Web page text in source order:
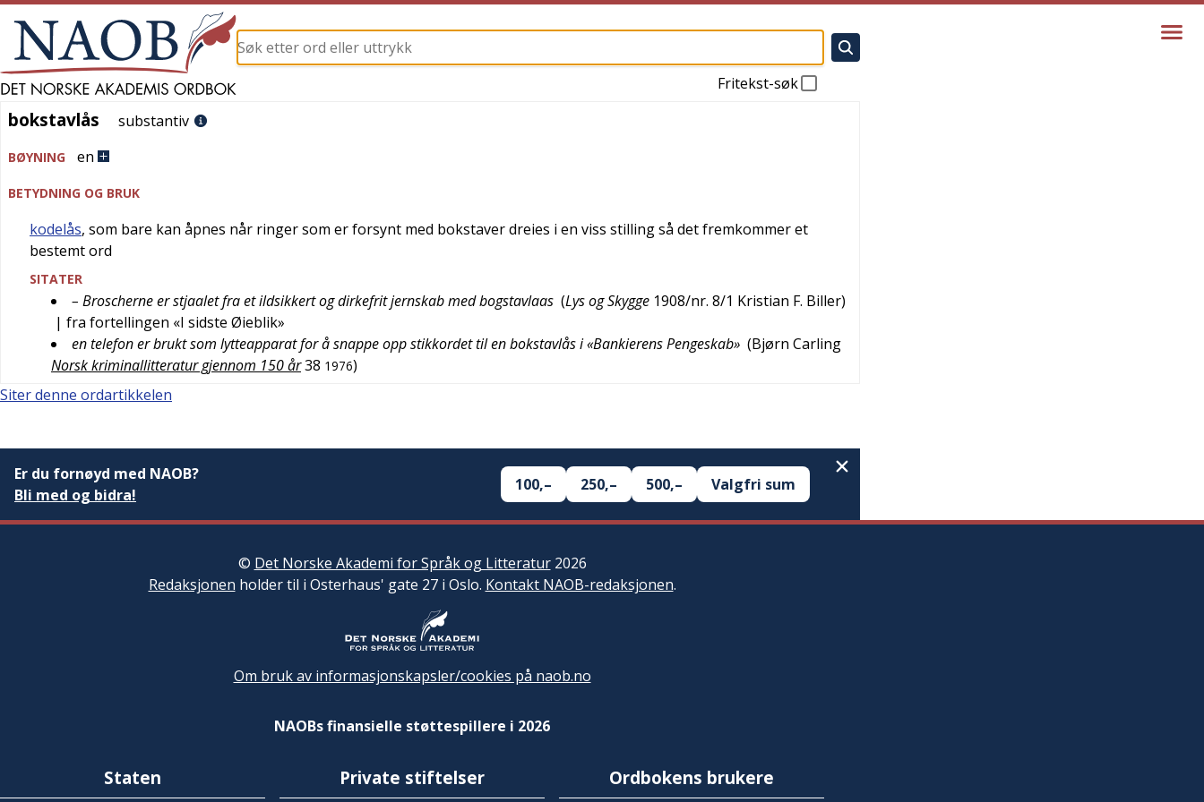
Fritekst-søk
bokstavlås
bokstavlås substantiv
BØYNING en
BETYDNING OG BRUK
kodelås, som bare kan åpnes når ringer som er forsynt med bokstaver dreies i en viss stilling så det fremkommer et
bestemt ord
SITATER
– Broscherne er stjaalet fra et ildsikkert og dirkefrit jernskab med bogstavlaas (Lys og Skygge 1908/nr. 8/1 Kristian F. Biller)
| fra fortellingen «I sidste Øieblik»
en telefon er brukt som lytteapparat for å snappe opp stikkordet til en bokstavlås i «Bankierens Pengeskab» (Bjørn Carling
Norsk kriminallitteratur gjennom 150 år38 1976)
Siter denne ordartikkelen
Er du fornøyd med NAOB?
Bli med og bidra!
100,– 250,– 500,– Valgfri sum
© Det Norske Akademi for Språk og Litteratur2026
Redaksjonen holder til i Osterhaus' gate 27 i Oslo. Kontakt NAOB-redaksjonen.
Om bruk av informasjonskapsler/cookies på naob.no
NAOBs finansielle støttespillere i 2026
Staten Private stiftelser Ordbokens brukere